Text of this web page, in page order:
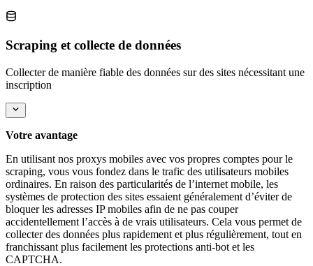
Scraping et collecte de données
Collecter de manière fiable des données sur des sites nécessitant une
inscription
Votre avantage
En utilisant nos proxys mobiles avec vos propres comptes pour le
scraping, vous vous fondez dans le trafic des utilisateurs mobiles
ordinaires. En raison des particularités de l’internet mobile, les
systèmes de protection des sites essaient généralement d’éviter de
bloquer les adresses IP mobiles afin de ne pas couper
accidentellement l’accès à de vrais utilisateurs. Cela vous permet de
collecter des données plus rapidement et plus régulièrement, tout en
franchissant plus facilement les protections anti-bot et les
CAPTCHA.